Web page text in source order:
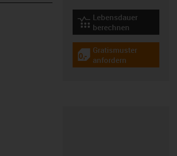
igus-icon-lebensdauerrechner
Lebensdauer
berechnen
igus-icon-gratismuster
Gratismuster
anfordern